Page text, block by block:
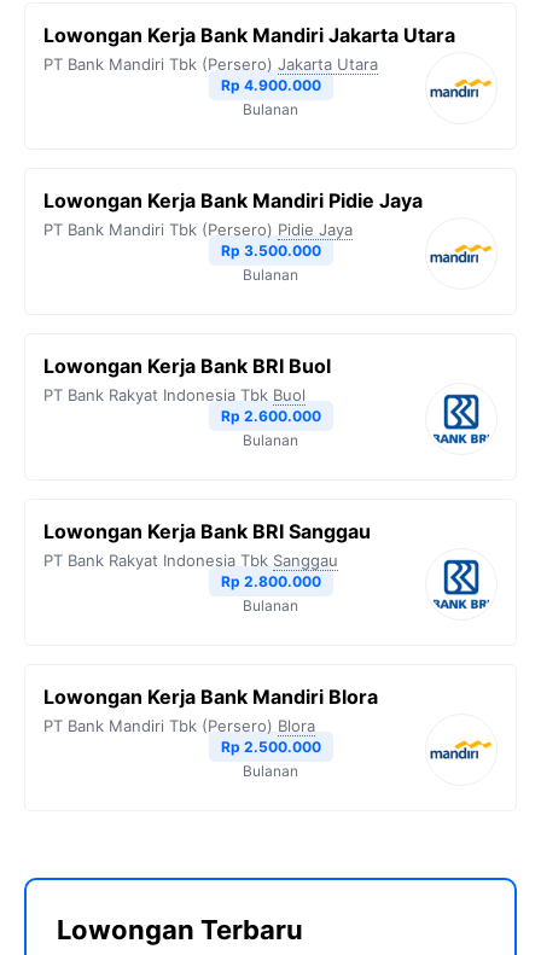
Lowongan Kerja Bank Mandiri Jakarta Utara
PT Bank Mandiri Tbk (Persero) Jakarta Utara
Rp 4.900.000
Bulanan
Lowongan Kerja Bank Mandiri Pidie Jaya
PT Bank Mandiri Tbk (Persero) Pidie Jaya
Rp 3.500.000
Bulanan
Lowongan Kerja Bank BRI Buol
PT Bank Rakyat Indonesia Tbk Buol
Rp 2.600.000
Bulanan
Lowongan Kerja Bank BRI Sanggau
PT Bank Rakyat Indonesia Tbk Sanggau
Rp 2.800.000
Bulanan
Lowongan Kerja Bank Mandiri Blora
PT Bank Mandiri Tbk (Persero) Blora
Rp 2.500.000
Bulanan
Lowongan Terbaru